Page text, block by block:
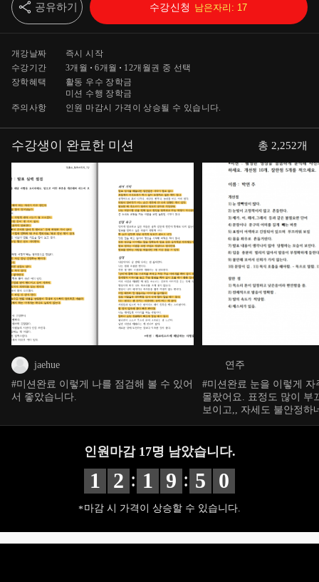
공유하기 수강신청 남은자리: 17
개강날짜
즉시 시작
수강기간
3개월 6개월 12개월 권 중 선택
장학혜택
활동 우수 장학금
미션 수행 장학금
주의사항
인원 마감시 가격이 상승될 수 있습니다.
수강생이 완료한 미션 총 2,252개
jaehue
#미션완료 이렇게 나를 점검해 볼 수 있어
서 좋았습니다.
연주
#미션완료 눈을 이렇게 자
몰랐어요. 표정도 많이 부
보이고,, 자세도 불안정하
인원마감 17명 남았습니다.
1 2 : 1 9 : 4 8
마감 시 가격이 상승할 수 있습니다.